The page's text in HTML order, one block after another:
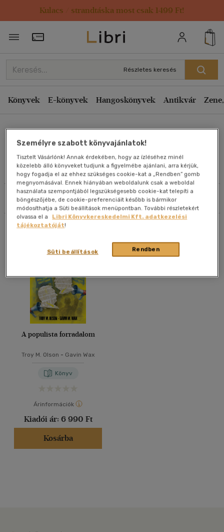
Kulacs / strandtáska most csak 1499 Ft!
Törzsvásárlói Kártya adatai
Részletes keresés
Könyvek E-könyvek Hangoskönyvek Antikvár
Troy M. Olson
Művei
Szűrés Rendezés
Rendezés
Kiadás éve szerint csökkenő
Ár szerint csökkenő
Eladott darabszám szerint csökkenő
Eladott darabszám szerint növekvő
Cím szerint A-Z
Szerző szerint A-Z
Megjelenítés
20 db / oldal
Alkalmaz
A populista forradalom
Troy M. Olson - Gavin Wax
Könyv
Árinformációk
Kiadói ár: 6 990 Ft
Kosárba
Személyre szabott könyvajánlatok!
Tisztelt Vásárlónk! Annak érdekében, hogy az ízléséhez minél
közelebb álló könyveket tudjunk a figyelmébe ajánlani, arra kérjük,
hogy fogadja el az ehhez szükséges cookie-kat a „Rendben” gomb
megnyomásával. Ennek hiányában weboldalunk csak a weboldal
használata szempontjából legszükségesebb cookie-kat telepíti a
böngészőjébe, de cookie-preferenciáit később is bármikor
módosíthatja a Süti beállítások menüpontban. További részletekért
olvassa el a
Libri Könyvkereskedelmi Kft. adatkezelési
tájékoztatóját!
Rendben
Süti beállítások